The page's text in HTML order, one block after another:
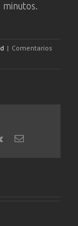
minutos.
| Comentarios